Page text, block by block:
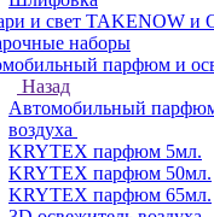
и свет TAKENOW и
наборы
парфюм и
Назад
Автомобильный
воздуха
KRYTEX парфюм 5мл.
KRYTEX парфюм 50мл.
KRYTEX парфюм 65мл.